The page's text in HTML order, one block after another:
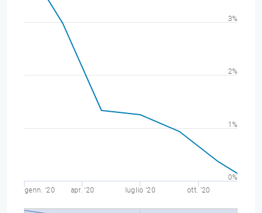
genn. '20 apr. '20 luglio '20 ott. '20
0%
1%
2%
3%